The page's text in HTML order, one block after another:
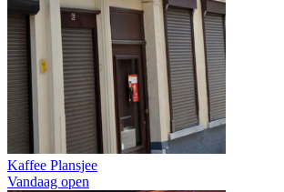
Kaffee Plansjee
Vandaag open